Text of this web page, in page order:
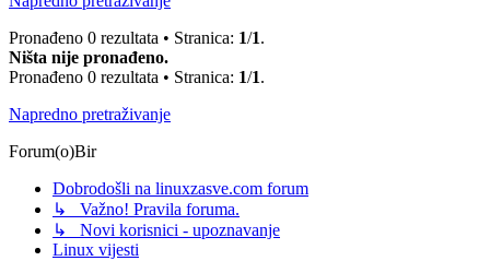
Pronađeno 0 rezultata • Stranica: 1/1.
Ništa nije pronađeno.
Pronađeno 0 rezultata • Stranica: 1/1.
Napredno pretraživanje
Forum(o)Bir
Dobrodošli na linuxzasve.com forum
↳ Važno! Pravila foruma.
↳ Novi korisnici - upoznavanje
Linux vijesti